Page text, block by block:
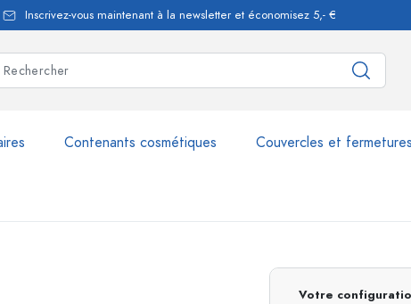
Inscrivez-vous maintenant à la newsletter et économisez 5,- €
Contenants cosmétiques Couvercles et fermetures
Votre